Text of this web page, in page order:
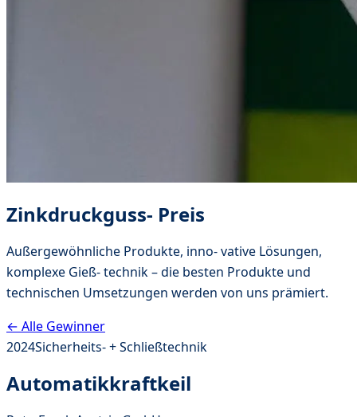
Zinkdruckguss- Preis
Außergewöhnliche Produkte, inno- vative Lösungen,
komplexe Gieß- technik – die besten Produkte und
technischen Umsetzungen werden von uns prämiert.
← Alle Gewinner
2024Sicherheits- + Schließtechnik
Automatikkraftkeil